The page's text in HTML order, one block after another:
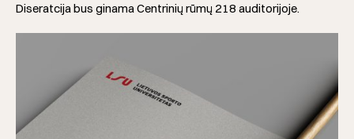
Diseratcija bus ginama Centrinių rūmų 218 auditorijoje.